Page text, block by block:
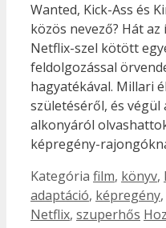
Wanted, Kick-Ass és
közös nevező? Hát
Netflix-szel kötött
feldolgozással
hagyatékával. Millari
születéséről, és végül
alkonyáról
képregény-
Kategória film, könyv,
adaptáció, képregény,
Netflix, szuperhős